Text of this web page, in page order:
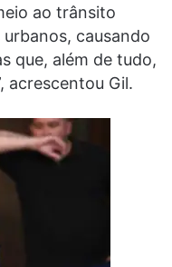
ao trânsito
causando
que, além de tudo,
acrescentou Gil.